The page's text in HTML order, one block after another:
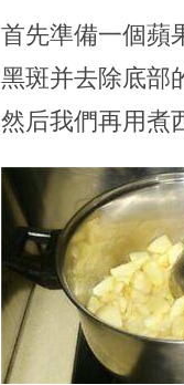
首先準備一個蘋
黑斑并去除底部
然后我們再用煮